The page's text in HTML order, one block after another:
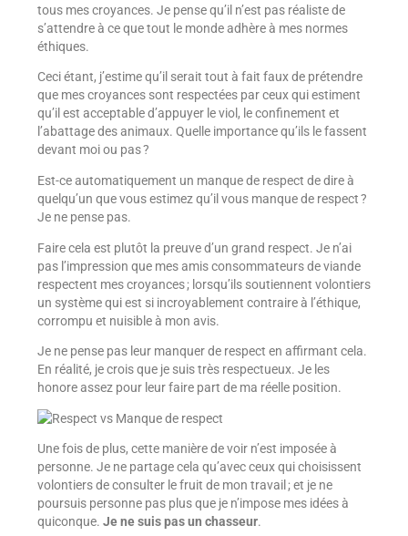
tous mes croyances. Je pense qu’il n’est pas réaliste de
s’attendre à ce que tout le monde adhère à mes normes
éthiques.
Ceci étant, j’estime qu’il serait tout à fait faux de prétendre
que mes croyances sont respectées par ceux qui estiment
qu’il est acceptable d’appuyer le viol, le confinement et
l’abattage des animaux. Quelle importance qu’ils le fassent
devant moi ou pas ?
Est-ce automatiquement un manque de respect de dire à
quelqu’un que vous estimez qu’il vous manque de respect ?
Je ne pense pas.
Faire cela est plutôt la preuve d’un grand respect. Je n’ai
pas l’impression que mes amis consommateurs de viande
respectent mes croyances ; lorsqu’ils soutiennent volontiers
un système qui est si incroyablement contraire à l’éthique,
corrompu et nuisible à mon avis.
Je ne pense pas leur manquer de respect en affirmant cela.
En réalité, je crois que je suis très respectueux. Je les
honore assez pour leur faire part de ma réelle position.
Une fois de plus, cette manière de voir n’est imposée à
personne. Je ne partage cela qu’avec ceux qui choisissent
volontiers de consulter le fruit de mon travail ; et je ne
poursuis personne pas plus que je n’impose mes idées à
quiconque. Je ne suis pas un chasseur.